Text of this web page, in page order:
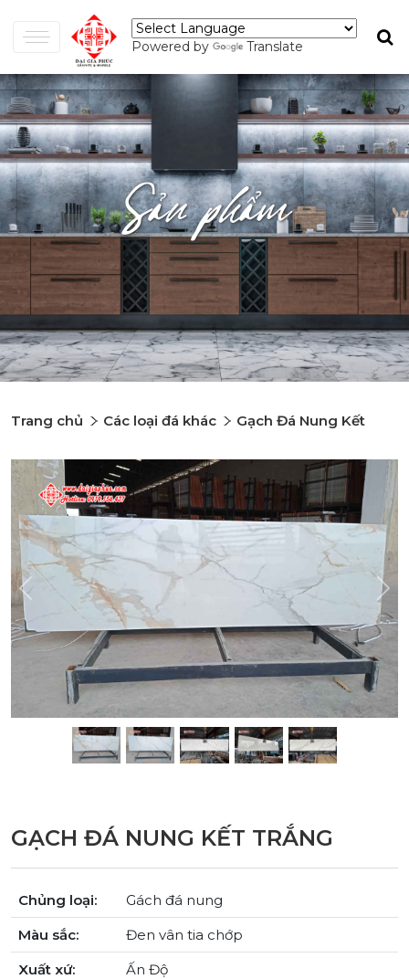
Powered by Translate
Sản phẩm
Trang chủ Các loại đá khác Gạch Đá Nung Kết
Previous
GẠCH ĐÁ NUNG KẾT TRẮNG
Chủng loại:
Gách đá nung
Màu sắc:
Đen vân tia chớp
Xuất xứ:
Ấn Độ